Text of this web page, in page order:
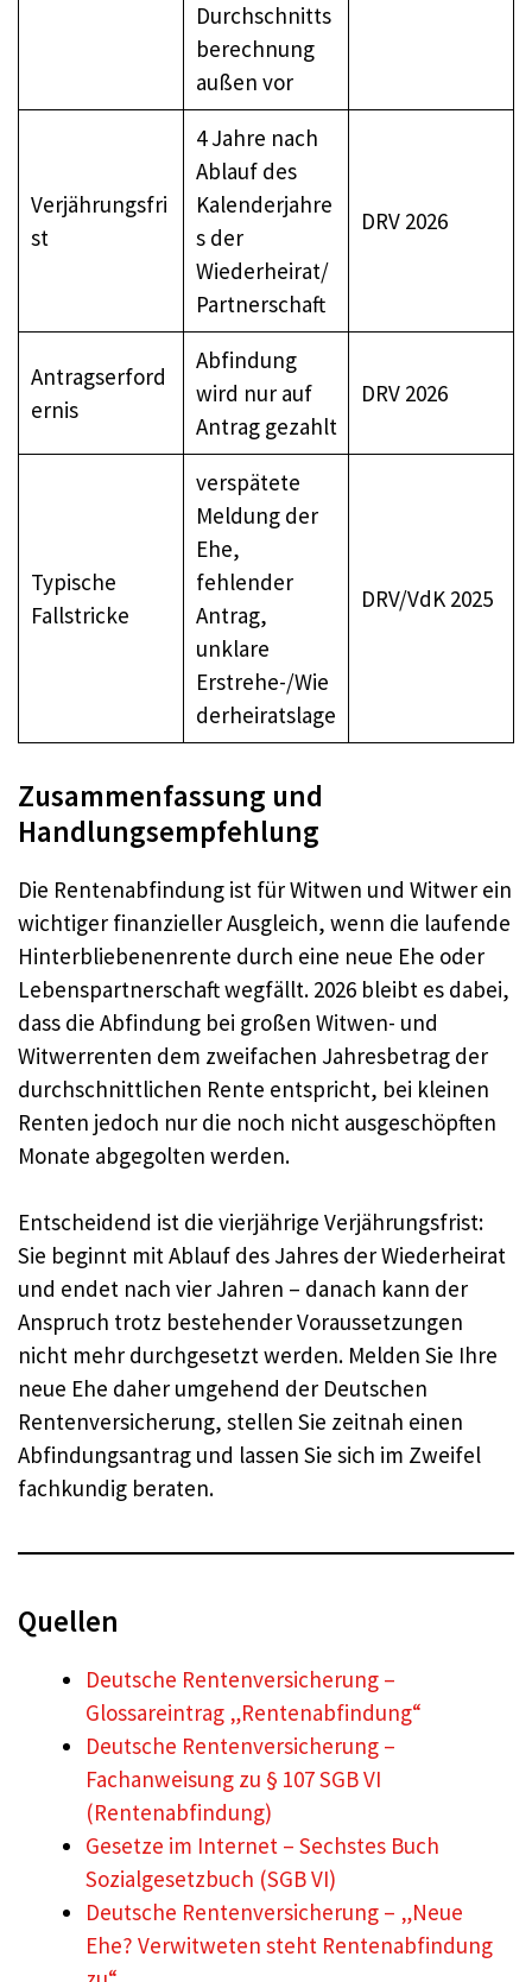
Durchschnitts
berechnung
außen vor
Verjährungsfri
st
4 Jahre nach
Ablauf des
Kalenderjahre
s der
Wiederheirat/
Partnerschaft
DRV 2026
Antragserford
ernis
Abfindung
wird nur auf
Antrag gezahlt
DRV 2026
Typische
Fallstricke
verspätete
Meldung der
Ehe,
fehlender
Antrag,
unklare
Erstrehe-/Wie
derheiratslage
DRV/VdK 2025
Zusammenfassung und
Handlungsempfehlung
Die Rentenabfindung ist für Witwen und Witwer ein
wichtiger finanzieller Ausgleich, wenn die laufende
Hinterbliebenenrente durch eine neue Ehe oder
Lebenspartnerschaft wegfällt. 2026 bleibt es dabei,
dass die Abfindung bei großen Witwen- und
Witwerrenten dem zweifachen Jahresbetrag der
durchschnittlichen Rente entspricht, bei kleinen
Renten jedoch nur die noch nicht ausgeschöpften
Monate abgegolten werden.
Entscheidend ist die vierjährige Verjährungsfrist:
Sie beginnt mit Ablauf des Jahres der Wiederheirat
und endet nach vier Jahren – danach kann der
Anspruch trotz bestehender Voraussetzungen
nicht mehr durchgesetzt werden. Melden Sie Ihre
neue Ehe daher umgehend der Deutschen
Rentenversicherung, stellen Sie zeitnah einen
Abfindungsantrag und lassen Sie sich im Zweifel
fachkundig beraten.
Quellen
Deutsche Rentenversicherung –
Glossareintrag „Rentenabfindung“
Deutsche Rentenversicherung –
Fachanweisung zu § 107 SGB VI
(Rentenabfindung)
Gesetze im Internet – Sechstes Buch
Sozialgesetzbuch (SGB VI)
Deutsche Rentenversicherung – „Neue
Ehe? Verwitweten steht Rentenabfindung